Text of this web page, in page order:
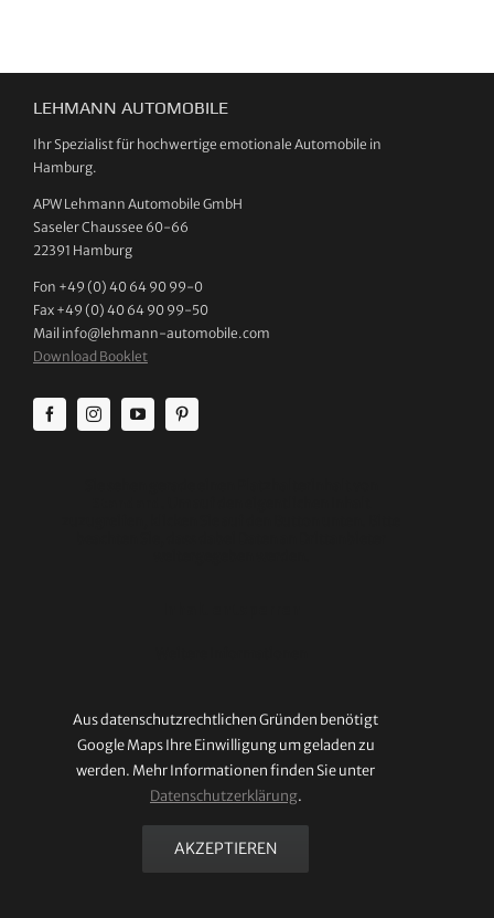
LEHMANN AUTOMOBILE
Ihr Spezialist für hochwertige emotionale Automobile in
Hamburg.
APW Lehmann Automobile GmbH
Saseler Chaussee 60-66
22391 Hamburg
Fon +49 (0) 40 64 90 99-0
Fax +49 (0) 40 64 90 99-50
Mail info@lehmann-automobile.com
Download Booklet
Aus datenschutzrechtlichen Gründen benötigt
Google Maps Ihre Einwilligung um geladen zu
werden. Mehr Informationen finden Sie unter
Datenschutzerklärung.
AKZEPTIEREN